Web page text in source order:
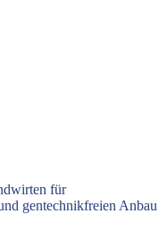
für
gentechnikfreien Anbau